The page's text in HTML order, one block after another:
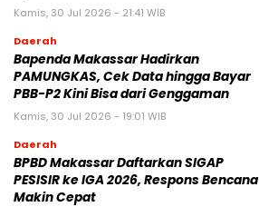
Kamis, 30 Jul 2026 - 21:41 WIB
Daerah
Bapenda Makassar Hadirkan
PAMUNGKAS, Cek Data hingga Bayar
PBB-P2 Kini Bisa dari Genggaman
Kamis, 30 Jul 2026 - 19:01 WIB
Daerah
BPBD Makassar Daftarkan SIGAP
PESISIR ke IGA 2026, Respons Bencana
Makin Cepat